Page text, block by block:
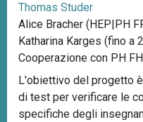
Thomas Studer
Alice Bracher (HEP|PH
Katharina Karges (fino a
Cooperazione con PH
L'obiettivo del progetto
di test per verificare le
specifiche degli